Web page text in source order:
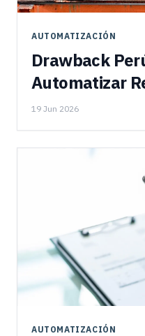
AUTOMATIZACIÓN
Drawback
Automatizar
Aduanera
19 Jun 2026
AUTOMATIZACIÓN